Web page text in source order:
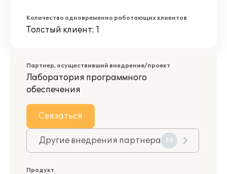
Количество одновременно работающих клиентов
Толстый клиент: 1
Партнер, осуществивший внедрение/проект
Лаборатория программного
обеспечения
Связаться
Другие внедрения партнера 55
Продукт